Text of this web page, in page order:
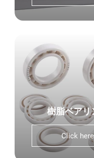
樹脂ベアリ
Click here